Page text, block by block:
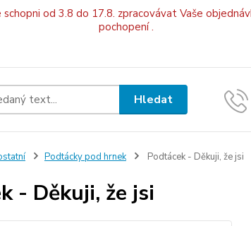
od 3.8 do 17.8. zpracovávat Vaše
pochopení .
Hledat
Podtácky pod hrnek Podtácek - Děkuji, že jsi
- Děkuji, že jsi